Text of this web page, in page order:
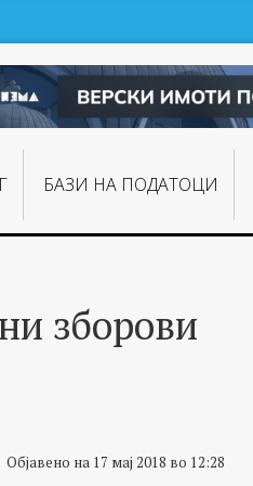
БАЗИ НА ПОДАТОЦИ
зборови
Објавено на 17 мај 2018 во 12:28